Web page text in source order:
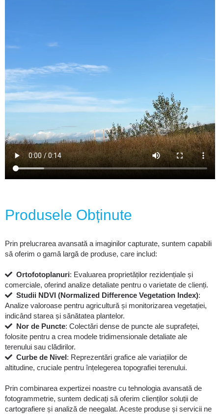
Produsele Obținute
Prin prelucrarea avansată a imaginilor capturate, suntem capabili
să oferim o gamă largă de produse, care includ:
Ortofotoplanuri: Evaluarea proprietăților rezidențiale și
comerciale, oferind analize detaliate pentru o varietate de clienți.
Studii NDVI (Normalized Difference Vegetation Index):
Analize valoroase pentru agricultură și monitorizarea vegetației,
indicând starea și sănătatea plantelor.
Nor de Puncte: Colectări dense de puncte ale suprafeței,
folosite pentru a crea modele tridimensionale detaliate ale
terenului sau clădirilor.
Curbe de Nivel: Reprezentări grafice ale variațiilor de
altitudine, cruciale pentru înțelegerea topografiei terenului.
Prin combinarea expertizei noastre cu tehnologia avansată de
fotogrammetrie, suntem dedicați să oferim clienților soluții de
cartografiere și analiză de neegalat. Aceste produse și servicii ne